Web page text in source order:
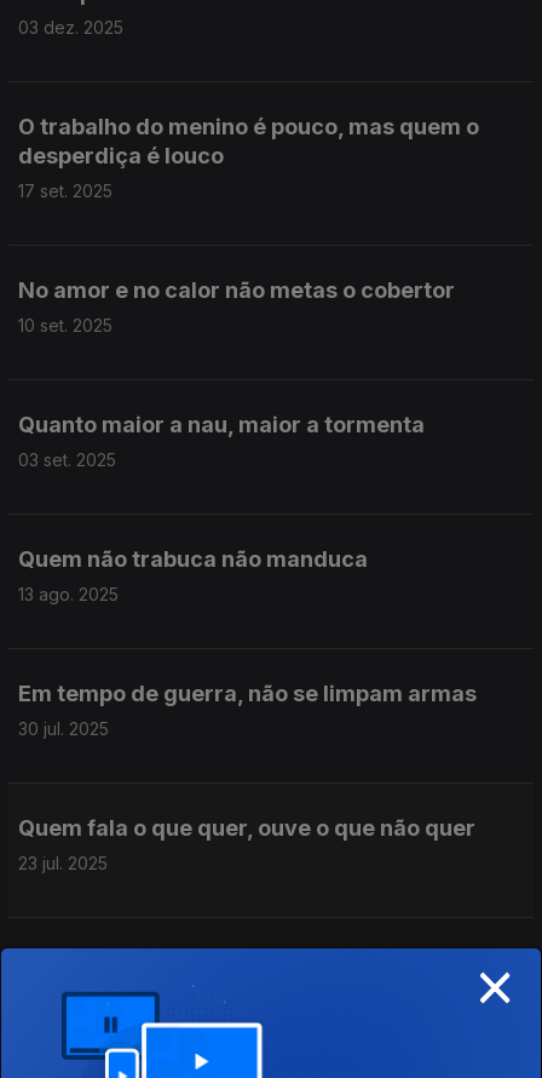
03 dez. 2025
O trabalho do menino é pouco, mas quem o
desperdiça é louco
17 set. 2025
No amor e no calor não metas o cobertor
10 set. 2025
Quanto maior a nau, maior a tormenta
03 set. 2025
Quem não trabuca não manduca
13 ago. 2025
Em tempo de guerra, não se limpam armas
30 jul. 2025
Quem fala o que quer, ouve o que não quer
23 jul. 2025
perdão
×